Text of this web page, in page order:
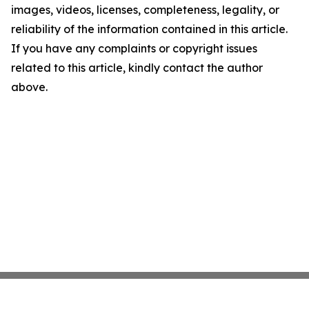
images, videos, licenses, completeness, legality, or
reliability of the information contained in this article.
If you have any complaints or copyright issues
related to this article, kindly contact the author
above.